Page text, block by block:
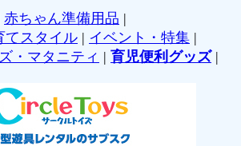
赤ちゃん準備用品 |
てスタイル | イベント・特集 |
・マタニティ | 育児便利グッズ|